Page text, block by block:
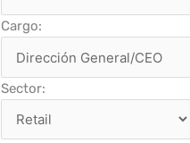
Cargo:
Sector: